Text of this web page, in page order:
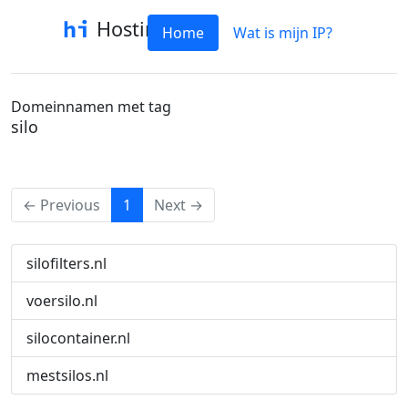
HostinfoHome Wat is mijn IP?
Domeinnamen met tag
silo
← Previous 1 (current)
Next →
silofilters.nl
voersilo.nl
silocontainer.nl
mestsilos.nl